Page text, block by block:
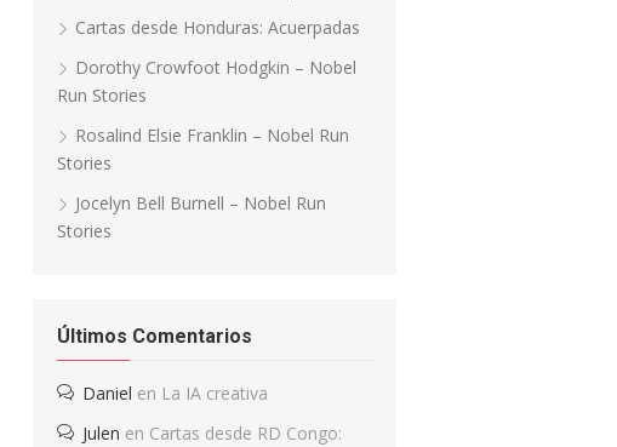
Cartas desde Honduras: Acuerpadas
Dorothy Crowfoot Hodgkin – Nobel
Run Stories
Rosalind Elsie Franklin – Nobel Run
Stories
Jocelyn Bell Burnell – Nobel Run
Stories
Últimos Comentarios
Daniel en La IA creativa
Julen en Cartas desde RD Congo: